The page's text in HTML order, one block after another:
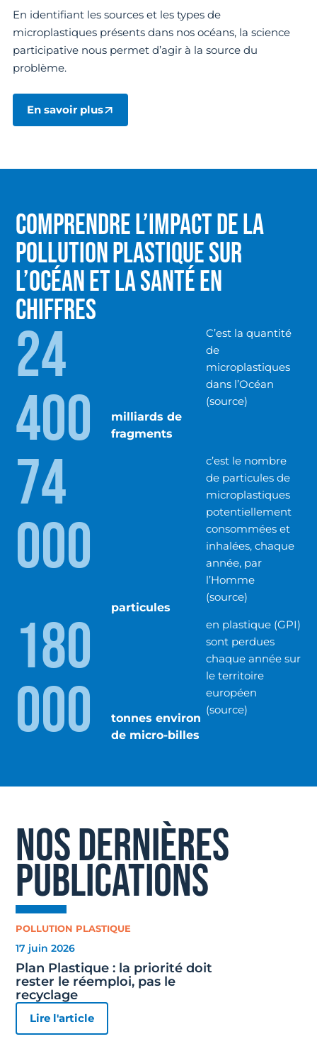
En identifiant les sources et les types de
microplastiques présents dans nos océans, la science
participative nous permet d’agir à la source du
problème.
En savoir plus
COMPRENDRE L’IMPACT DE LA
POLLUTION PLASTIQUE SUR
L’OCÉAN ET LA SANTÉ EN
CHIFFRES
24
400
milliards de
fragments
C’est la quantité
de
microplastiques
dans l’Océan
(source)
74
000
particules
c’est le nombre
de particules de
microplastiques
potentiellement
consommées et
inhalées, chaque
année, par
l’Homme
(source)
180
000
tonnes environ
de micro-billes
en plastique (GPI)
sont perdues
chaque année sur
le territoire
européen
(source)
NOS DERNIÈRES
PUBLICATIONS
POLLUTION PLASTIQUE
17 juin 2026
Plan Plastique : la priorité doit
rester le réemploi, pas le
recyclage
Lire l'article